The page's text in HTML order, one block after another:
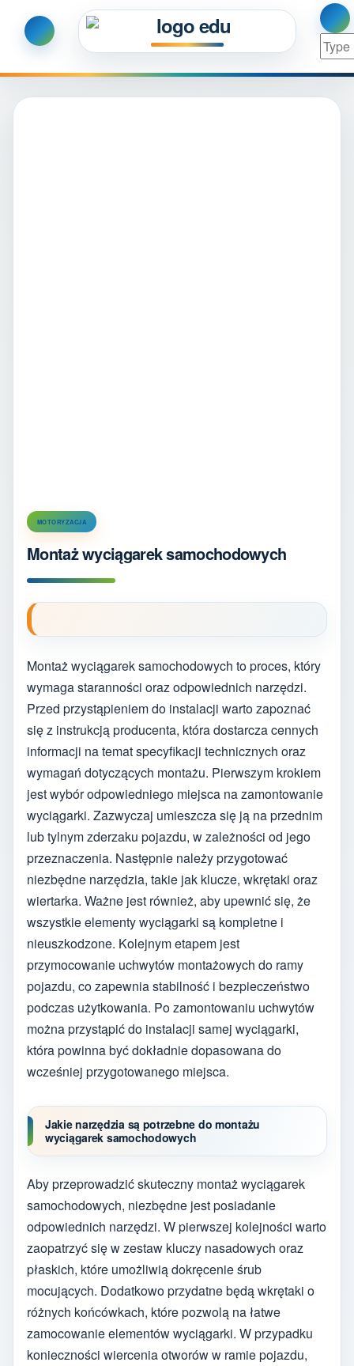
MOTORYZACJA
Montaż wyciągarek samochodowych
Montaż wyciągarek samochodowych to proces, który
wymaga staranności oraz odpowiednich narzędzi.
Przed przystąpieniem do instalacji warto zapoznać
się z instrukcją producenta, która dostarcza cennych
informacji na temat specyfikacji technicznych oraz
wymagań dotyczących montażu. Pierwszym krokiem
jest wybór odpowiedniego miejsca na zamontowanie
wyciągarki. Zazwyczaj umieszcza się ją na przednim
lub tylnym zderzaku pojazdu, w zależności od jego
przeznaczenia. Następnie należy przygotować
niezbędne narzędzia, takie jak klucze, wkrętaki oraz
wiertarka. Ważne jest również, aby upewnić się, że
wszystkie elementy wyciągarki są kompletne i
nieuszkodzone. Kolejnym etapem jest
przymocowanie uchwytów montażowych do ramy
pojazdu, co zapewnia stabilność i bezpieczeństwo
podczas użytkowania. Po zamontowaniu uchwytów
można przystąpić do instalacji samej wyciągarki,
która powinna być dokładnie dopasowana do
wcześniej przygotowanego miejsca.
Jakie narzędzia są potrzebne do montażu
wyciągarek samochodowych
Aby przeprowadzić skuteczny montaż wyciągarek
samochodowych, niezbędne jest posiadanie
odpowiednich narzędzi. W pierwszej kolejności warto
zaopatrzyć się w zestaw kluczy nasadowych oraz
płaskich, które umożliwią dokręcenie śrub
mocujących. Dodatkowo przydatne będą wkrętaki o
różnych końcówkach, które pozwolą na łatwe
zamocowanie elementów wyciągarki. W przypadku
konieczności wiercenia otworów w ramie pojazdu,